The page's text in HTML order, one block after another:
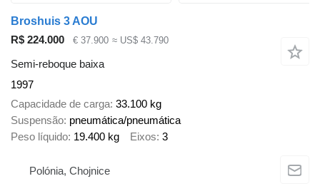
Broshuis 3 AOU
R$ 224.000
€ 37.900 ≈ US$ 43.790
Semi-reboque baixa
1997
Capacidade de carga 33.100 kg
Suspensão pneumática/pneumática
Peso líquido 19.400 kg Eixos 3
Polónia, Chojnice